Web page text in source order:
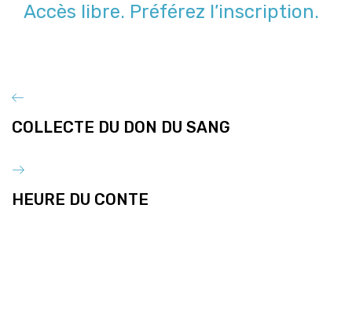
Accès libre. Préférez l’inscription.
COLLECTE DU DON DU SANG
HEURE DU CONTE